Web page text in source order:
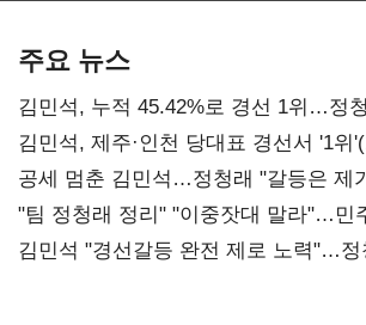
주요 뉴스
김민석, 누적 45.42%로 경선 1위…정
0.86%p(2보)
김민석, 제주·인천 당대표 경선서 '1위
공세 멈춘 김민석…정청래 "갈등은 제
"팀 정청래 정리" "이중잣대 말라"…민
다툼 격화
김민석 "경선갈등 완전 제로 노력"…정